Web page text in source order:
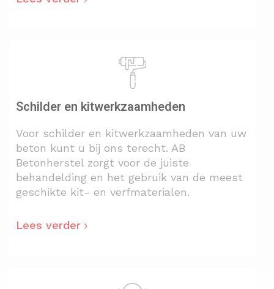
Schilder en kitwerkzaamheden
Voor schilder en kitwerkzaamheden van uw
beton kunt u bij ons terecht. AB
Betonherstel zorgt voor de juiste
behandelding en het gebruik van de meest
geschikte kit- en verfmaterialen.
Lees verder